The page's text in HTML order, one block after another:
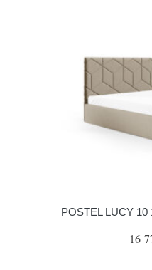
POSTEL LUCY
16